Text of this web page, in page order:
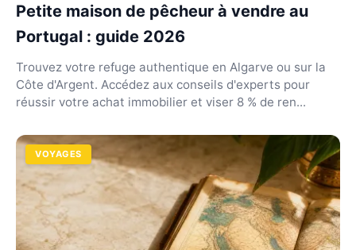
Petite maison de pêcheur à vendre au
Portugal : guide 2026
Trouvez votre refuge authentique en Algarve ou sur la
Côte d'Argent. Accédez aux conseils d'experts pour
réussir votre achat immobilier et viser 8 % de ren...
VOYAGES